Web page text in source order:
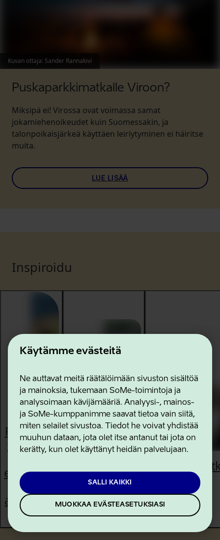
Käytämme evästeitä
Ne auttavat meitä räätälöimään sivuston sisältöä
ja mainoksia, tukemaan SoMe-toimintoja ja
analysoimaan kävijämääriä. Analyysi-, mainos-
ja SoMe-kumppanimme saavat tietoa vain siitä,
miten selailet sivustoa. Tiedot he voivat yhdistää
muuhun dataan, jota olet itse antanut tai jota on
kerätty, kun olet käyttänyt heidän palvelujaan.
SALLI KAIKKI
MUOKKAA EVÄSTEASETUKSIASI
Kuvan ottaja: Sander Rannakivi
Puskaparkkimatkalle Viroon?
Miksipä ei! Virossa ovat voimassa samat
jokamiehenoikeudet kuin Suomessakin, ja
talonpoikaisjärkeä käyttäen leiriytyminen ei häiritse
muita.
LUE LISÄÄ
Inspiroidu
Paikallista
virolaista
ruokaa:
esittelyssä
Viron
alueelliset
maut
Pyöräilemään
Viroa pitkin ja
poikin
Viroon